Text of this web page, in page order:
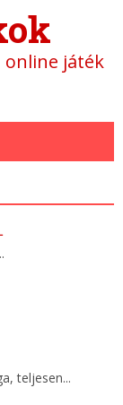
online játék
teljesen...